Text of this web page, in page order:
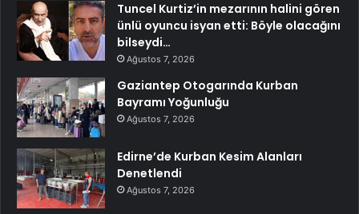
Tuncel Kurtiz’in mezarının halini gören
ünlü oyuncu isyan etti: Böyle olacağını
bilseydi…
Ağustos 7, 2026
Gaziantep Otogarında Kurban
Bayramı Yoğunluğu
Ağustos 7, 2026
Edirne’de Kurban Kesim Alanları
Denetlendi
Ağustos 7, 2026